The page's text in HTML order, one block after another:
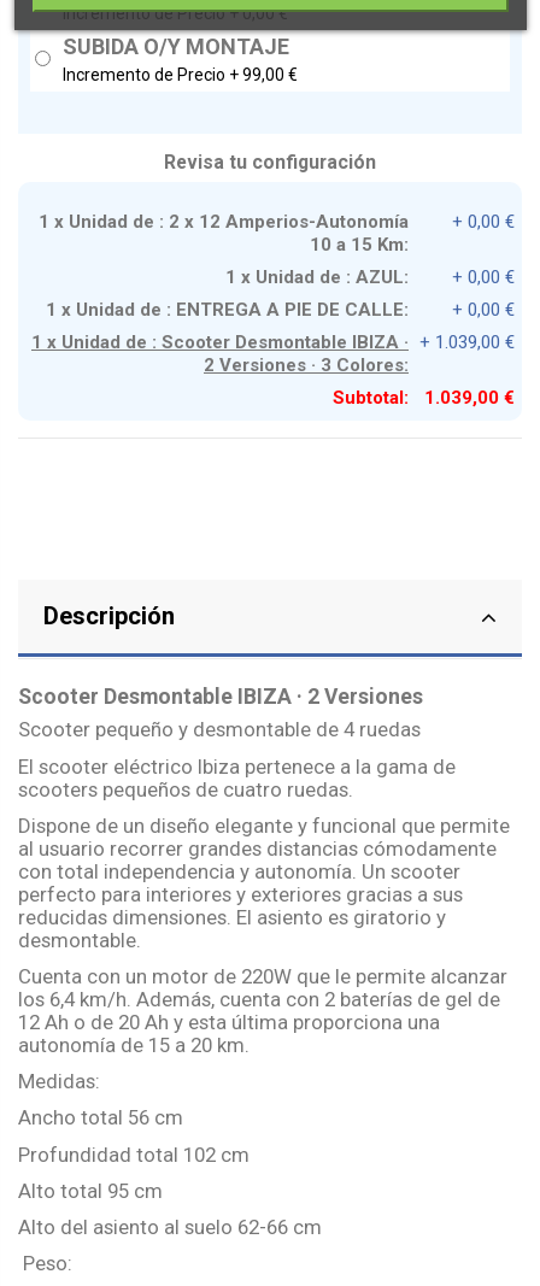
Incremento de Precio +0,00 €
SUBIDA O/Y MONTAJE
Incremento de Precio +99,00 €
Revisa tu configuración
1 x Unidad de : 2 x 12 Amperios-Autonomía
10 a 15 Km:
+ 0,00 €
1 x Unidad de : AZUL:
+ 0,00 €
1 x Unidad de : ENTREGA A PIE DE CALLE:
+ 0,00 €
1 x Unidad de : Scooter Desmontable IBIZA ·
2 Versiones · 3 Colores:
+ 1.039,00 €
Subtotal: 1.039,00 €
Descripción
Scooter Desmontable IBIZA · 2 Versiones
Scooter pequeño y desmontable de 4 ruedas
El scooter eléctrico Ibiza pertenece a la gama de
scooters pequeños de cuatro ruedas.
Dispone de un diseño elegante y funcional que permite
al usuario recorrer grandes distancias cómodamente
con total independencia y autonomía. Un scooter
perfecto para interiores y exteriores gracias a sus
reducidas dimensiones. El asiento es giratorio y
desmontable.
Cuenta con un motor de 220W que le permite alcanzar
los 6,4 km/h. Además, cuenta con 2 baterías de gel de
12 Ah o de 20 Ah y esta última proporciona una
autonomía de 15 a 20 km.
Medidas:
Ancho total 56 cm
Profundidad total 102 cm
Alto total 95 cm
Alto del asiento al suelo 62-66 cm
Peso: